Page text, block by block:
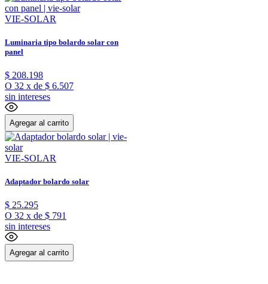
VIE-SOLAR
Luminaria tipo bolardo solar con
panel
$ 208.198
O 32 x de $ 6.507
sin intereses
Agregar al carrito
VIE-SOLAR
Adaptador bolardo solar
$ 25.295
O 32 x de $ 791
sin intereses
Agregar al carrito